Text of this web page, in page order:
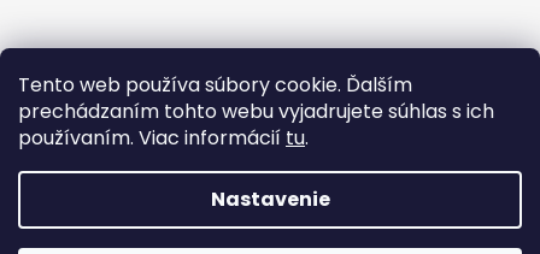
Tento web používa súbory cookie. Ďalším
prechádzaním tohto webu vyjadrujete súhlas s ich
používaním. Viac informácií tu.
Nastavenie